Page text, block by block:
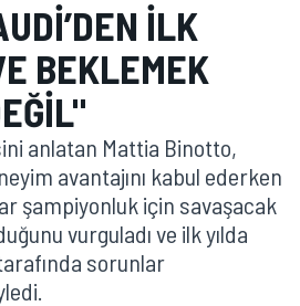
ILK
BEKLEMEK
anlatan Mattia Binotto,
avantajını kabul ederken
şampiyonluk için savaşacak
vurguladı ve ilk yılda
sorunlar